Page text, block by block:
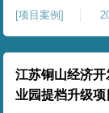
墙及附属设施建
界围护结构稳定
设标准的前置关
夯处理总面积
陆域堆场B区围
原场地土层松散
[项目案例]
江苏铜山经济
业园提档升级